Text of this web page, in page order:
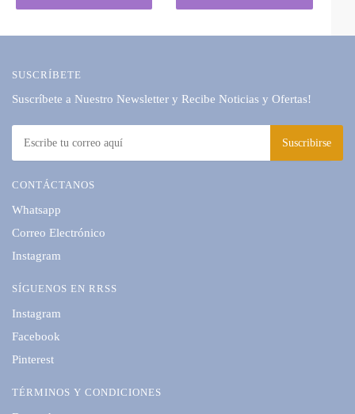
SUSCRÍBETE
Suscríbete a Nuestro Newsletter y Recibe Noticias y Ofertas!
CONTÁCTANOS
Whatsapp
Correo Electrónico
Instagram
SÍGUENOS EN RRSS
Instagram
Facebook
Pinterest
TÉRMINOS Y CONDICIONES